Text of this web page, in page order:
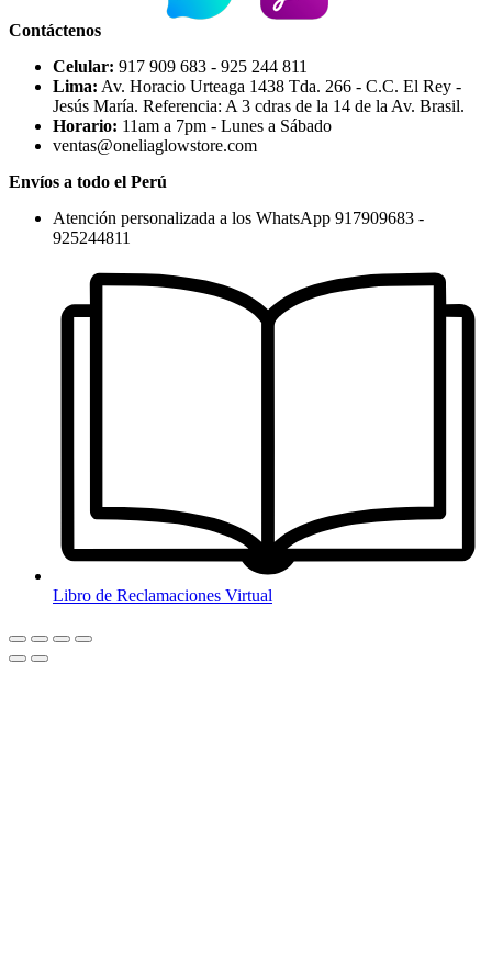
Contáctenos
Celular: 917 909 683 - 925 244 811
Lima: Av. Horacio Urteaga 1438 Tda. 266 - C.C. El Rey -
Jesús María. Referencia: A 3 cdras de la 14 de la Av. Brasil.
Horario: 11am a 7pm - Lunes a Sábado
ventas@oneliaglowstore.com
Envíos a todo el Perú
Atención personalizada a los WhatsApp 917909683 -
925244811
Libro de Reclamaciones Virtual